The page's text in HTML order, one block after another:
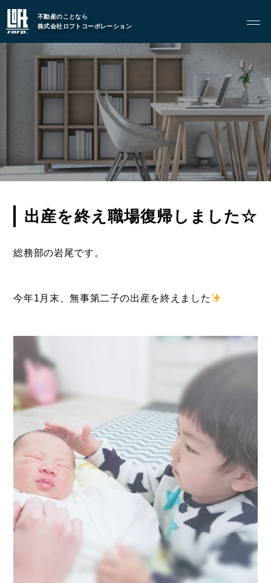
不動産のことなら
株式会社ロフトコーポレーション
GARAGE APART ガレージアパート
G CRAFT
ABOUT 私たちについて
FOOD 飲食部門
- 四季即贅喰
出産を終え職場復帰しました☆
総務部の岩尾です。
今年1月末、無事第二子の出産を終えました